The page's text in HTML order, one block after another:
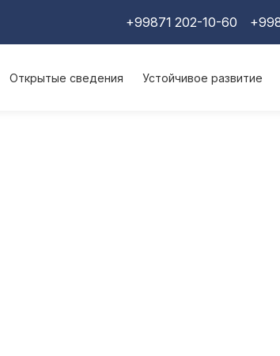
+99871 202-10-60
Открытые сведения Устойчивое развитие